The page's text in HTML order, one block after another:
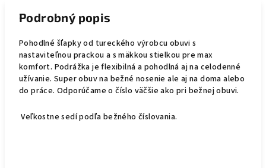
Podrobný popis
Pohodlné šľapky od tureckého výrobcu obuvi s
nastaviteľnou prackou a s mäkkou stielkou pre max
komfort. Podrážka je flexibilná a pohodlná aj na celodenné
užívanie. Super obuv na bežné nosenie ale aj na doma alebo
do práce. Odporúčame o číslo väčšie ako pri bežnej obuvi.
Veľkostne sedí podľa bežného číslovania.